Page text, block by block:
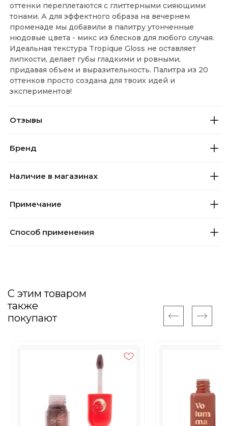
оттенки переплетаются с глиттерными сияющими
тонами. А для эффектного образа на вечернем
променаде мы добавили в палитру утонченные
нюдовые цвета - микс из блесков для любого случая.
Идеальная текстура Tropique Gloss не оставляет
липкости, делает губы гладкими и ровными,
придавая объем и выразительность. Палитра из 20
оттенков просто создана для твоих идей и
экспериментов!
Отзывы
Бренд
Наличие в магазинах
Примечание
Способ применения
С этим товаром
также
покупают